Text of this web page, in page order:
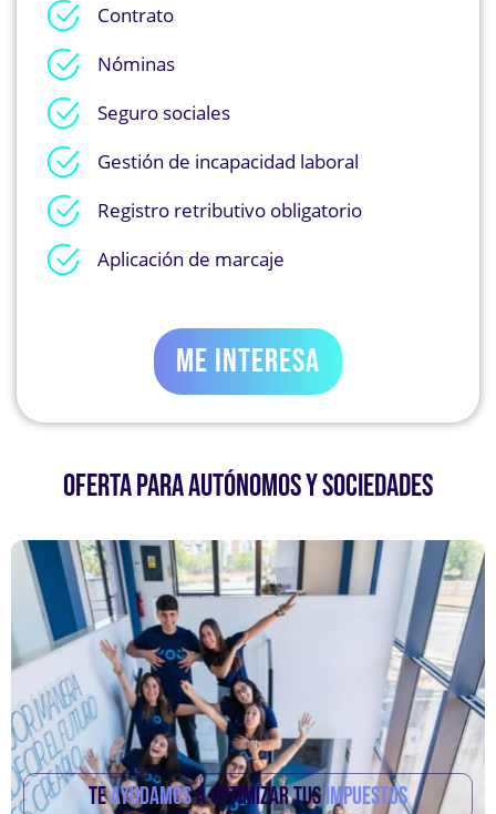
Contrato
Nóminas
Seguro sociales
Gestión de incapacidad laboral
Registro retributivo obligatorio
Aplicación de marcaje
ME INTERESA
OFERTA PARA AUTÓNOMOS Y SOCIEDADES
TEAYUDAMOSA OPTIMIZAR TUSIMPUESTOS